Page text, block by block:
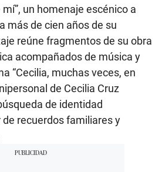
un homenaje escénico a
más de cien años de su
reúne fragmentos de su obra
acompañados de música y
“Cecilia, muchas veces, en
de Cecilia Cruz
de identidad
recuerdos familiares y